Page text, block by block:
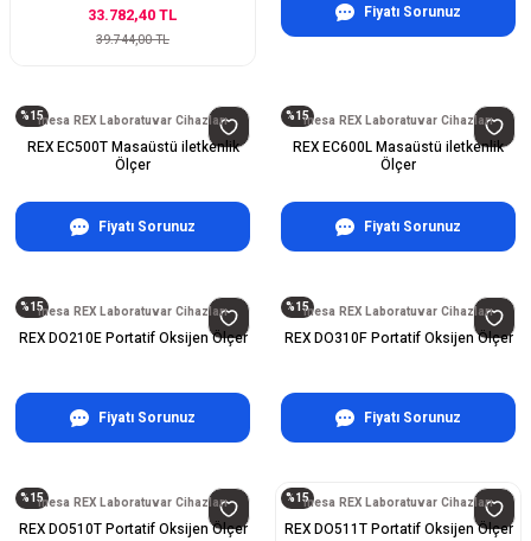
33.782,40 TL
39.744,00 TL
Fiyatı Sorunuz
%15inesa REX Laboratuvar Cihazları
REX EC500T Masaüstü iletkenlik
Ölçer
Fiyatı Sorunuz
%15inesa REX Laboratuvar Cihazları
REX EC600L Masaüstü iletkenlik
Ölçer
Fiyatı Sorunuz
%15inesa REX Laboratuvar Cihazları
REX DO210E Portatif Oksijen Ölçer
Fiyatı Sorunuz
%15inesa REX Laboratuvar Cihazları
REX DO310F Portatif Oksijen Ölçer
Fiyatı Sorunuz
%15inesa REX Laboratuvar Cihazları
REX DO510T Portatif Oksijen Ölçer
%15inesa REX Laboratuvar Cihazları
REX DO511T Portatif Oksijen Ölçer